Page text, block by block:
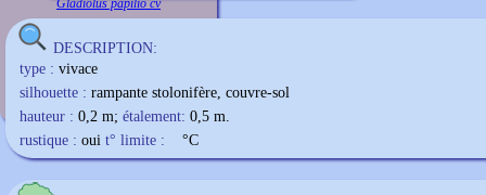
Gladiolus papilio cv
DESCRIPTION:
type : vivace
silhouette : rampante stolonifère, couvre-sol
hauteur : 0,2 m; étalement: 0,5 m.
rustique : oui t° limite : °C